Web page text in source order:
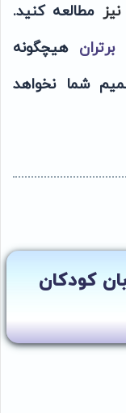
مطالعه کنید.
برتران هیچگونه
شما نخواهد
زبان کودکان